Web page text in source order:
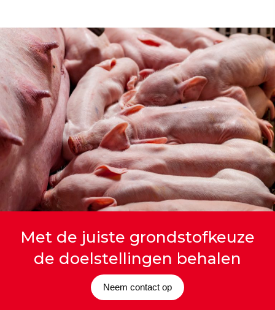
Met de juiste grondstofkeuze
de doelstellingen behalen
Neem contact op